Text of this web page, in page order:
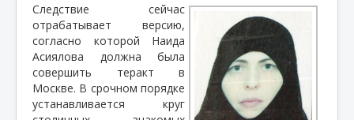
Следствие сейчас
отрабатывает версию,
согласно которой Наида
Асиялова должна была
совершить теракт в
Москве. В срочном порядке
устанавливается круг